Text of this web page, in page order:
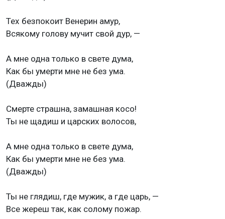
Тех безпокоит Венерин амур,
Всякому голову мучит свой дур, —
А мне одна только в свете дума,
Как бы умерти мне не без ума.
(Дважды)
Смерте страшна, замашная косо!
Ты не щадиш и царских волосов,
А мне одна только в свете дума,
Как бы умерти мне не без ума.
(Дважды)
Ты не глядиш, где мужик, а где царь, —
Все жереш так, как солому пожар.